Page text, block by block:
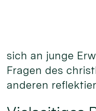
sich an junge
Fragen des
anderen